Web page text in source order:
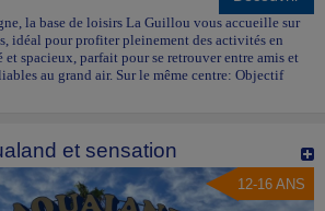
la base de loisirs La Guillou vous accueille sur
idéal pour profiter pleinement des activités en
et spacieux, parfait pour se retrouver entre amis et
au grand air. Sur le même centre: Objectif
et sensation
12-16 ANS